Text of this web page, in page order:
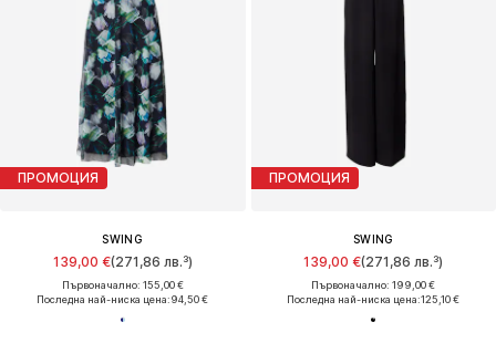
ПРОМОЦИЯ
SWING
139,00 €(271,86 лв.³)
Първоначално: 155,00 €
Последна най-ниска цена:94,50 €
ПРОМОЦИЯ
SWING
139,00 €(271,86 лв.³)
Първоначално: 199,00 €
Последна най-ниска цена:125,10 €